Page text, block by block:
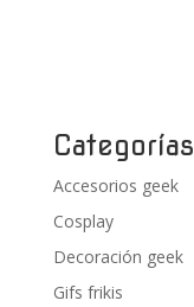
Categorías
Accesorios geek
Cosplay
Decoración geek
Gifs frikis